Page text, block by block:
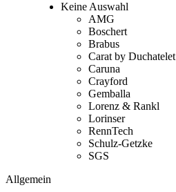
Keine Auswahl
AMG
Boschert
Brabus
Carat by Duchatelet
Caruna
Crayford
Gemballa
Lorenz & Rankl
Lorinser
RennTech
Schulz-Getzke
SGS
Allgemein